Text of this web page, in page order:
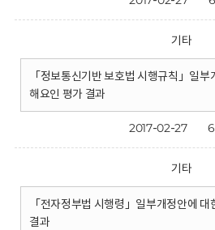
기타
「정보통신기반 보호법 시행규칙」일
해요인 평가 결과
2017-02-27
기타
「전자정부법 시행령」일부개정안에
결과